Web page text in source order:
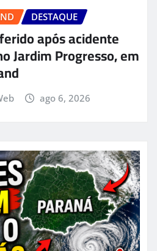
DESTAQUE
após acidente
Jardim Progresso, em
ago 6, 2026